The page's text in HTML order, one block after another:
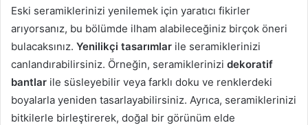
Eski seramiklerinizi yenilemek için yaratıcı fikirler
arıyorsanız, bu bölümde ilham alabileceğiniz birçok öneri
bulacaksınız. Yenilikçi tasarımlar ile seramiklerinizi
canlandırabilirsiniz. Örneğin, seramiklerinizi dekoratif
bantlar ile süsleyebilir veya farklı doku ve renklerdeki
boyalarla yeniden tasarlayabilirsiniz. Ayrıca, seramiklerinizi
bitkilerle birleştirerek, doğal bir görünüm elde